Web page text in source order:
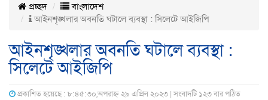
প্রচ্ছদ
বাংলাদেশ
আইনশৃঙ্খলার অবনতি ঘটালে ব্যবস্থা : সিলেটে আইজিপি
আইনশৃঙ্খলার অবনতি ঘটালে ব্যবস্থা :
সিলেটে আইজিপি
প্রকাশিত হয়েছে : ৮:৪৫:৩০,অপরাহ্ন ২৯ এপ্রিল ২০২৩ | সংবাদটি ১২৩ বার পঠিত